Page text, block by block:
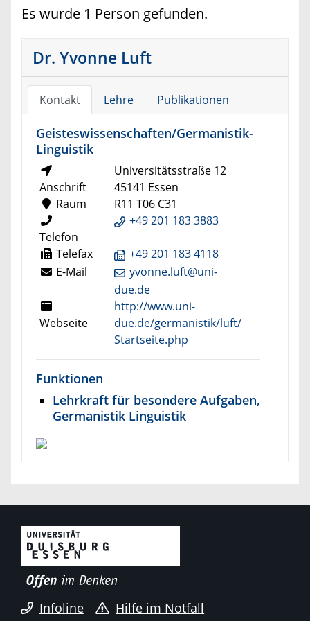
Es wurde 1 Person gefunden.
Dr. Yvonne Luft
Kontakt Lehre Publikationen
Geisteswissenschaften/Germanistik-
Linguistik
Anschrift
Universitätsstraße 12
45141 Essen
Raum
R11 T06 C31
Telefon
+49 201 183 3883
Telefax
+49 201 183 4118
E-Mail
yvonne.luft@uni-
due.de
Webseite
http://www.uni-
due.de/germanistik/luft/
Startseite.php
Funktionen
Lehrkraft für besondere Aufgaben,
Germanistik Linguistik
Infoline
Hilfe im Notfall